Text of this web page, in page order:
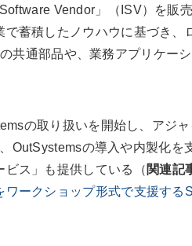
Vendor」（ISV）を販売
蓄積したノウハウに基づき、
共通部品や、業務アプリケー
の取り扱いを開始し、アジ
OutSystemsの導入や内製化を
ビス」も提供している（ 関連記
ークショップ形式で支援する